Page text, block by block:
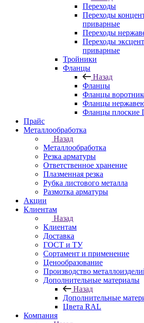
Переходы
Переходы
приварные
Переходы
Переходы
приварные
Тройники
Фланцы
Назад
Фланцы
Фланцы
Фланцы
Фланцы плоские
Прайс
Металлообработка
Назад
Металлообработка
Резка арматуры
Ответственное хранение
Плазменная резка
Рубка листового металла
Размотка арматуры
Акции
Клиентам
Назад
Клиентам
Доставка
ГОСТ и ТУ
Сортамент и применение
Ценообразование
Производство
Дополнительные материалы
Назад
Дополнительные
Цвета RAL
Компания